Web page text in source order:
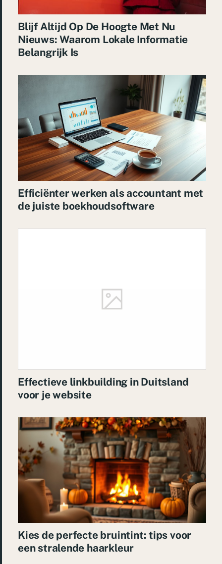
Blijf Altijd Op De Hoogte Met Nu
Nieuws: Waarom Lokale Informatie
Belangrijk Is
Efficiënter werken als accountant met
de juiste boekhoudsoftware
Effectieve linkbuilding in Duitsland
voor je website
Kies de perfecte bruintint: tips voor
een stralende haarkleur